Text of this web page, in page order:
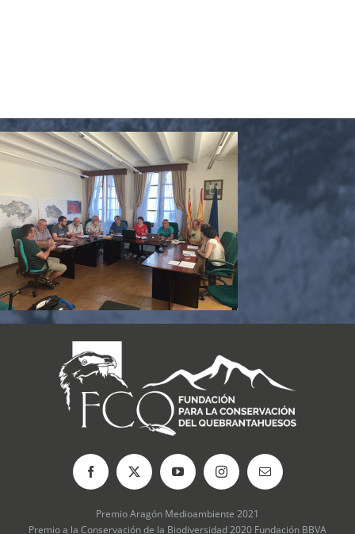
Premio Aragón Medioambiente 2021
Premio a la Conservación de la Biodiversidad 2020 Fundación BBVA